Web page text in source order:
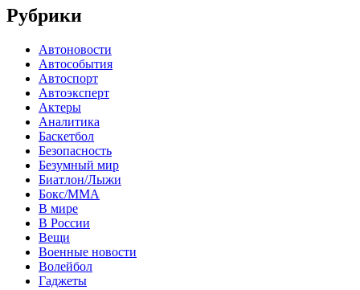
Рубрики
Автоновости
Автособытия
Автоспорт
Автоэксперт
Актеры
Аналитика
Баскетбол
Безопасность
Безумный мир
Биатлон/Лыжи
Бокс/MMA
В мире
В России
Вещи
Военные новости
Волейбол
Гаджеты